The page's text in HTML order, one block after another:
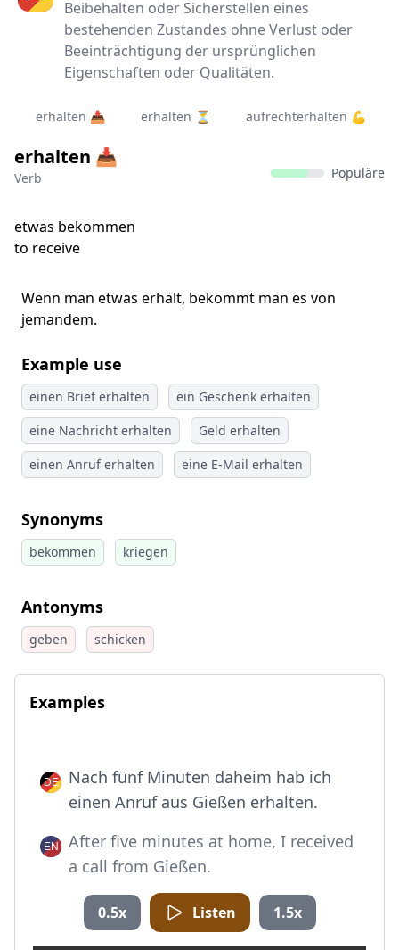
Beibehalten oder Sicherstellen eines
bestehenden Zustandes ohne Verlust oder
Beeinträchtigung der ursprünglichen
Eigenschaften oder Qualitäten.
erhalten 📥 erhalten ⏳ aufrechterhalten 💪
erhalten 📥
Verb Populäre
etwas bekommen
to receive
Wenn man etwas erhält, bekommt man es von
jemandem.
Example use
einen Brief erhalten
ein Geschenk erhalten
eine Nachricht erhalten
Geld erhalten
einen Anruf erhalten
eine E-Mail erhalten
Synonyms
bekommen kriegen
Antonyms
geben schicken
Examples
Nach fünf Minuten daheim hab ich
einen Anruf aus Gießen erhalten.
After five minutes at home, I received
a call from Gießen.
0.5x Listen 1.5x